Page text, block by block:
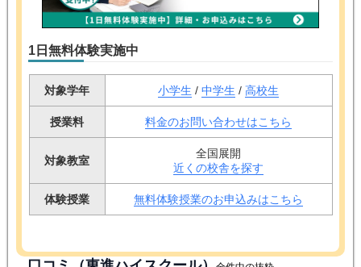
1日無料体験実施中
対象学年 小学生 / 中学生 / 高校生
授業料 料金のお問い合わせはこちら
対象教室
全国展開
近くの校舎を探す
体験授業 無料体験授業のお申込みはこちら